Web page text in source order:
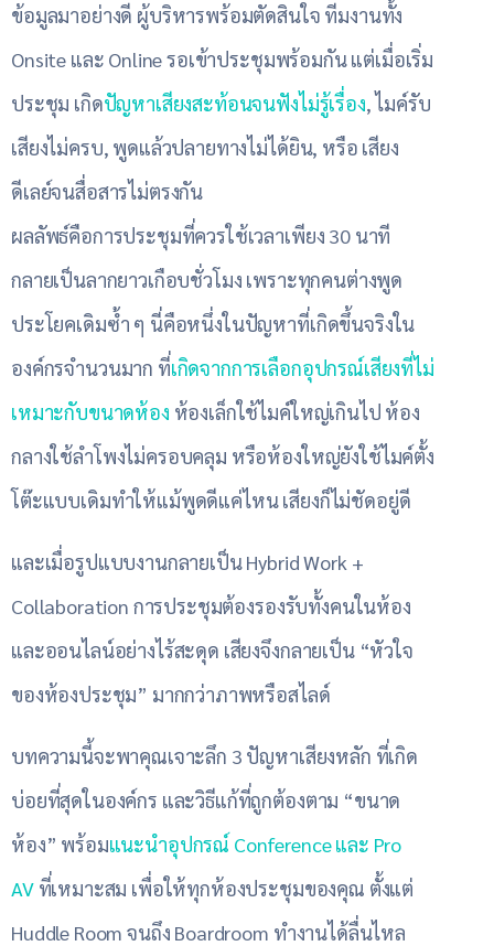
ข้อมูลมาอย่างดี ผู้บริหารพร้อมตัดสินใจ ทีมงานทั้ง
Onsite และ Online รอเข้าประชุมพร้อมกัน แต่เมื่อเริ่ม
ประชุม เกิดปัญหาเสียงสะท้อนจนฟังไม่รู้เรื่อง , ไมค์รับ
เสียงไม่ครบ, พูดแล้วปลายทางไม่ได้ยิน, หรือ เสียง
ดีเลย์จนสื่อสารไม่ตรงกัน
ผลลัพธ์คือการประชุมที่ควรใช้เวลาเพียง 30 นาที
กลายเป็นลากยาวเกือบชั่วโมง เพราะทุกคนต่างพูด
ประโยคเดิมซ้ำ ๆ นี่คือหนึ่งในปัญหาที่เกิดขึ้นจริงใน
องค์กรจำนวนมาก ที่เกิดจากการเลือกอุปกรณ์เสียงที่ไม่
เหมาะกับขนาดห้อง ห้องเล็กใช้ไมค์ใหญ่เกินไป ห้อง
กลางใช้ลำโพงไม่ครอบคลุม หรือห้องใหญ่ยังใช้ไมค์ตั้ง
โต๊ะแบบเดิมทำให้แม้พูดดีแค่ไหน เสียงก็ไม่ชัดอยู่ดี
และเมื่อรูปแบบงานกลายเป็น Hybrid Work +
Collaboration การประชุมต้องรองรับทั้งคนในห้อง
และออนไลน์อย่างไร้สะดุด เสียงจึงกลายเป็น “หัวใจ
ของห้องประชุม” มากกว่าภาพหรือสไลด์
บทความนี้จะพาคุณเจาะลึก 3 ปัญหาเสียงหลัก ที่เกิด
บ่อยที่สุดในองค์กร และวิธีแก้ที่ถูกต้องตาม “ขนาด
ห้อง” พร้อมแนะนำอุปกรณ์ Conference และ Pro
AVที่เหมาะสม เพื่อให้ทุกห้องประชุมของคุณ ตั้งแต่
Huddle Room จนถึง Boardroom ทำงานได้ลื่นไหล